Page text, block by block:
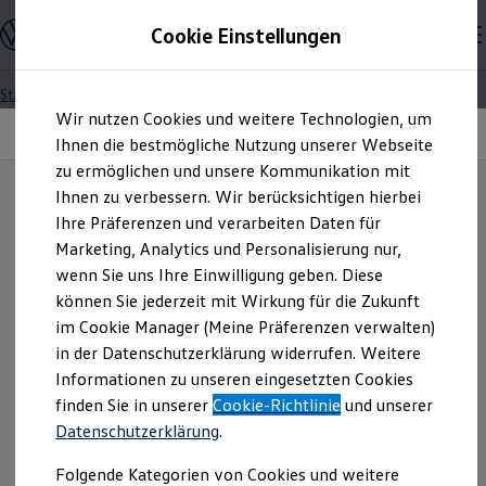
Hauptinhalt
springen
Footer
springen
Modelle und Konfigurator
Konfigurator
Modelle vergleichen
Elektroautos
ENERGY Sondermodelle
Nutzfahrzeuge
SUV und CUV
Familienautos
Kombis
Kompaktwagen
Sportwagen
Schnell verfügbare Fahrzeuge
Angebote und Produkte
Aktuelle Angebote
E-Auto-Förderung
Volkswagen Marktplatz
Die ENERGY Sondermodelle
Junge Gebrauchtwagen und Gebrauchtwagen
Volkswagen Zertifizierte Gebrauchtwagen
Elektromobilität bei Gebrauchtwagen
Saisonangebote
Startseite
Datenschutzerklärung
„Datenverarbeitung im
Rahmen von Fahrten zu
Forschungs-,
Entwicklungs- und
Erprobungszwecken"
EU-Mitgliedsländer | EU-countries
Polska/Poland
Pobierz Politykę Prywatności dotyczącą rejestrowania
danych wideo w języku polskim.
Download the Privacy Policy for video data recording in
English here.
Cookie Einstellungen
Wir nutzen Cookies und weitere Technologien, um
Ihnen die bestmögliche Nutzung unserer Webseite
zu ermöglichen und unsere Kommunikation mit
Ihnen zu verbessern. Wir berücksichtigen hierbei
Ihre Präferenzen und verarbeiten Daten für
Marketing, Analytics und Personalisierung nur,
wenn Sie uns Ihre Einwilligung geben. Diese
können Sie jederzeit mit Wirkung für die Zukunft
im Cookie Manager (Meine Präferenzen verwalten)
in der Datenschutzerklärung widerrufen. Weitere
Informationen zu unseren eingesetzten Cookies
finden Sie in unsererCookie-Richtlinie und unserer
Datenschutzerklärung.
Folgende Kategorien von Cookies und weitere